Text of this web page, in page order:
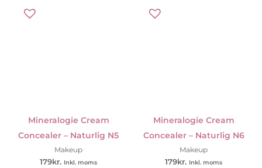
Mineralogie Cream
Concealer – Naturlig N5
Makeup
179kr. Inkl. moms
Mineralogie Cream
Concealer – Naturlig N6
Makeup
179kr. Inkl. moms